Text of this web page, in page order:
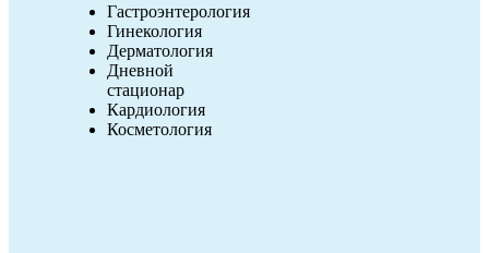
Гастроэнтерология
Гинекология
Дерматология
Дневной
стационар
Кардиология
Косметология